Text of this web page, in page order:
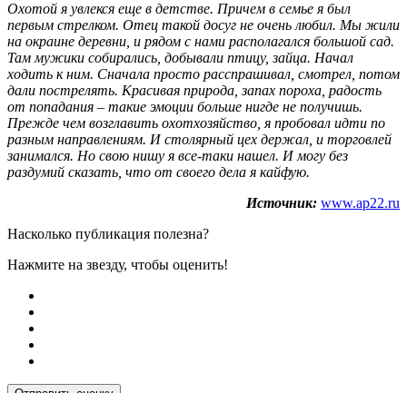
Охотой я увлекся еще в детстве. Причем в семье я был
первым стрелком. Отец такой досуг не очень любил. Мы жили
на окраине деревни, и рядом с нами располагался большой сад.
Там мужики собирались, добывали птицу, зайца. Начал
ходить к ним. Сначала просто расспрашивал, смотрел, потом
дали пострелять. Красивая природа, запах пороха, радость
от попадания – такие эмоции больше нигде не получишь.
Прежде чем возглавить охотхозяйство, я пробовал идти по
разным направлениям. И столярный цех держал, и торговлей
занимался. Но свою нишу я все-таки нашел. И могу без
раздумий сказать, что от своего дела я кайфую.
Источник: www.ap22.ru
Насколько публикация полезна?
Нажмите на звезду, чтобы оценить!